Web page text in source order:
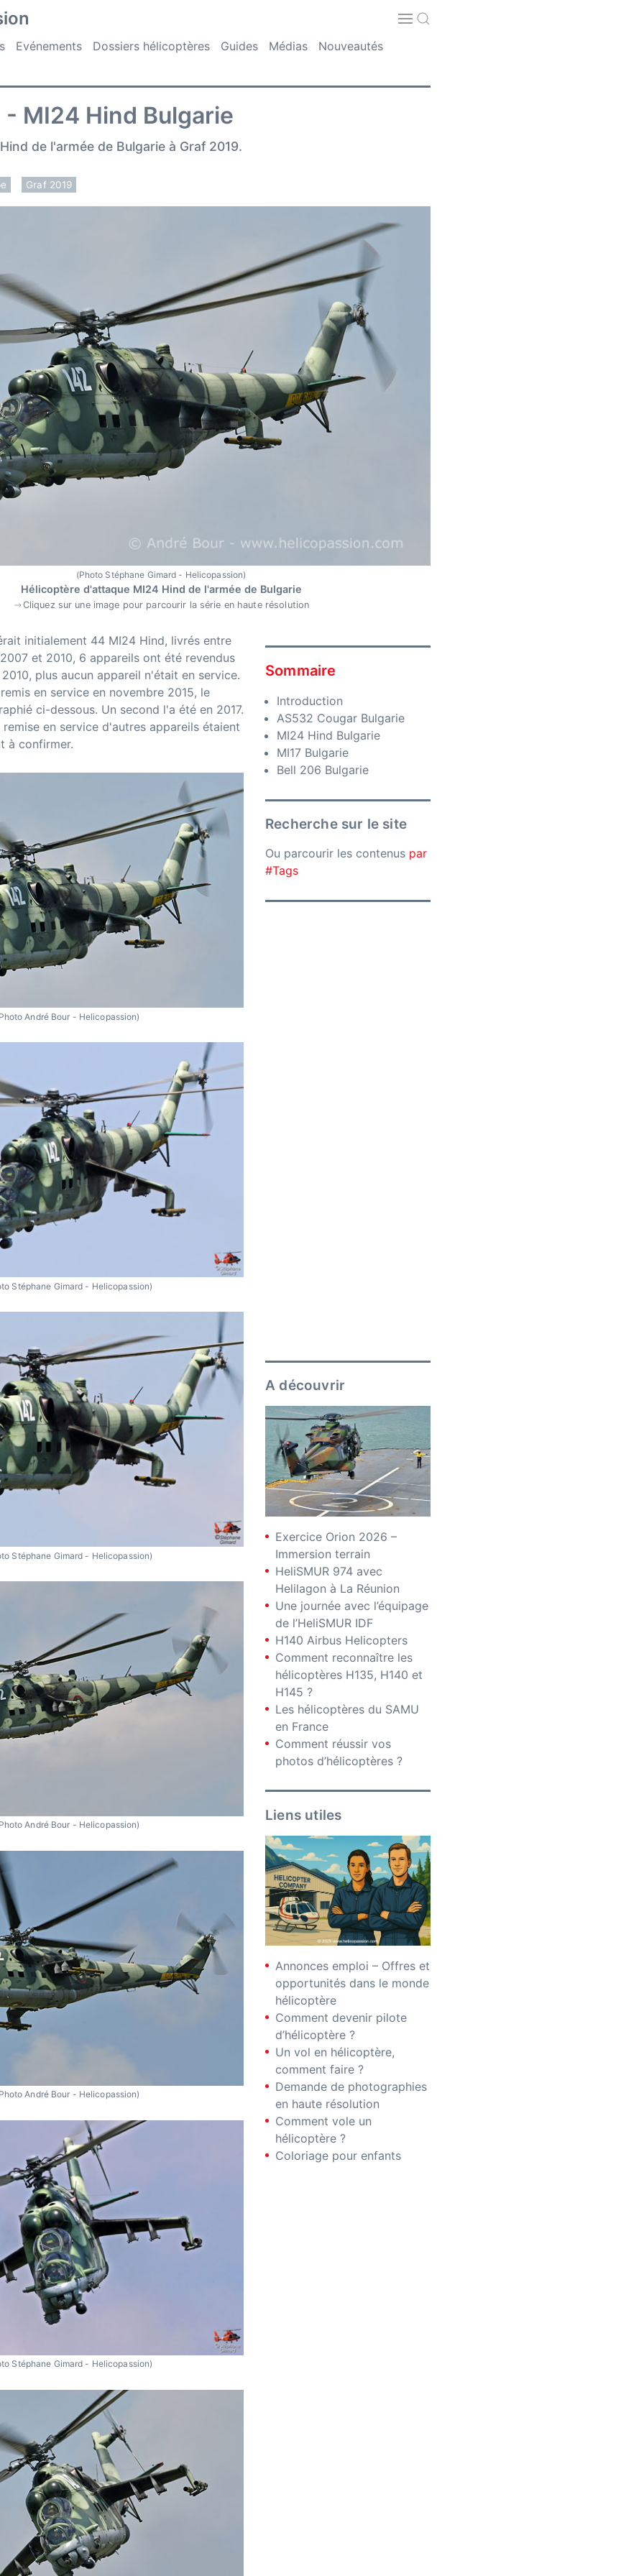
Evénements Dossiers hélicoptères Guides Médias Nouveautés
- MI24 Hind Bulgarie
de l'armée de Bulgarie à Graf 2019.
Graf 2019
(Photo Stéphane Gimard - Helicopassion)
Hélicoptère d'attaque MI24 Hind de l'armée de Bulgarie
Cliquez sur une image pour parcourir la série en haute résolution
initialement 44 MI24 Hind, livrés entre
et 2010, 6 appareils ont été revendus
plus aucun appareil n'était en service.
en service en novembre 2015, le
ci-dessous. Un second l'a été en 2017.
en service d'autres appareils étaient
à confirmer.
André Bour - Helicopassion)
Stéphane Gimard - Helicopassion)
Stéphane Gimard - Helicopassion)
André Bour - Helicopassion)
André Bour - Helicopassion)
Stéphane Gimard - Helicopassion)
Sommaire
Introduction
AS532 Cougar Bulgarie
MI24 Hind Bulgarie
MI17 Bulgarie
Bell 206 Bulgarie
Recherche sur le site
Ou parcourir les contenus par
#Tags
A découvrir
Exercice Orion 2026 –
Immersion terrain
HeliSMUR 974 avec
Helilagon à La Réunion
Une journée avec l’équipage
de l’HeliSMUR IDF
H140 Airbus Helicopters
Comment reconnaître les
hélicoptères H135, H140 et
H145 ?
Les hélicoptères du SAMU
en France
Comment réussir vos
photos d’hélicoptères ?
Liens utiles
Annonces emploi – Offres et
opportunités dans le monde
hélicoptère
Comment devenir pilote
d’hélicoptère ?
Un vol en hélicoptère,
comment faire ?
Demande de photographies
en haute résolution
Comment vole un
hélicoptère ?
Coloriage pour enfants